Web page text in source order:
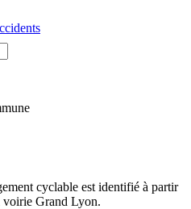
cyclable est identifié à partir
voirie Grand Lyon.